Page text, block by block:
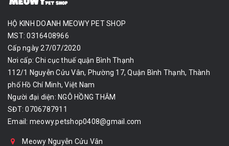
HỘ KINH DOANH MEOWY PET SHOP
MST: 0316408966
Cấp ngày 27/07/2020
Nơi cấp: Chi cục thuế quận Bình Thạnh
112/1 Nguyễn Cửu Vân, Phường 17, Quận Bình Thạnh, Thành
phố Hồ Chí Minh, Việt Nam
Người đại diện: NGÔ HỒNG THẮM
SĐT: 0706787911
Email: meowy.petshop0408@gmail.com
Meowy Nguyễn Cửu Vân